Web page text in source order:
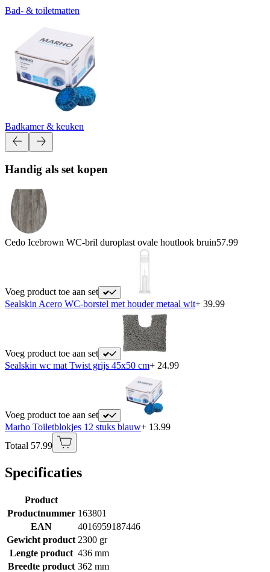
Bad- & toiletmatten
Badkamer & keuken
Handig als set kopen
Cedo Icebrown WC-bril duroplast ovale houtlook bruin57.99
Voeg product toe aan set
Sealskin Acero WC-borstel met houder metaal wit+ 39.99
Voeg product toe aan set
Sealskin wc mat Twist grijs 45x50 cm+ 24.99
Voeg product toe aan set
Marho Toiletblokjes 12 stuks blauw+ 13.99
Totaal 57.99
Specificaties
Product
Productnummer 163801
EAN
4016959187446
Gewicht product 2300 gr
Lengte product 436 mm
Breedte product 362 mm